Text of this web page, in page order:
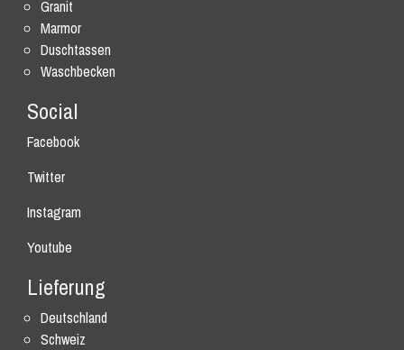
Granit
Marmor
Duschtassen
Waschbecken
Social
Facebook
Twitter
Instagram
Youtube
Lieferung
Deutschland
Schweiz